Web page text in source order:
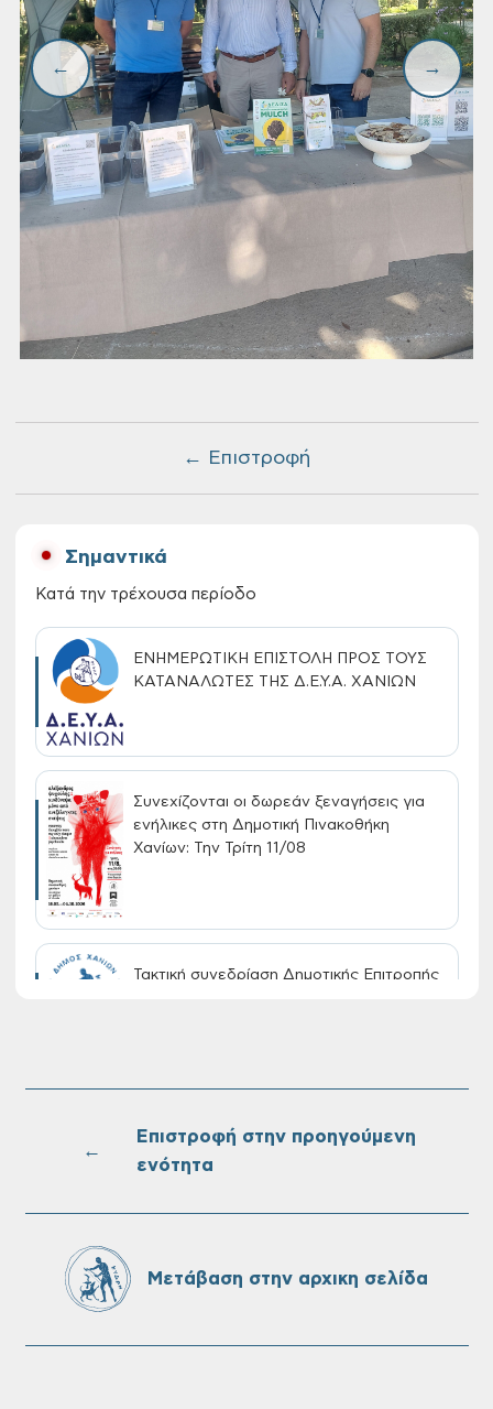
← Επιστροφή
Σημαντικά
Κατά την τρέχουσα περίοδο
ΕΝΗΜΕΡΩΤΙΚΗ ΕΠΙΣΤΟΛΗ ΠΡΟΣ ΤΟΥΣ
ΚΑΤΑΝΑΛΩΤΕΣ ΤΗΣ Δ.Ε.Υ.Α. ΧΑΝΙΩΝ
Συνεχίζονται οι δωρεάν ξεναγήσεις για
ενήλικες στη Δημοτική Πινακοθήκη
Χανίων: Την Τρίτη 11/08
Τακτική συνεδρίαση Δημοτικής Επιτροπής
Επαναλειτουργία του συστήματος
Ονουφρίου
Πίνακες Κατάταξης & Βαθμολογίας,
Δήμου Χανίων
←
Επιστροφή στην προηγούμενη
ενότητα
Μετάβαση στην αρχικη σελίδα